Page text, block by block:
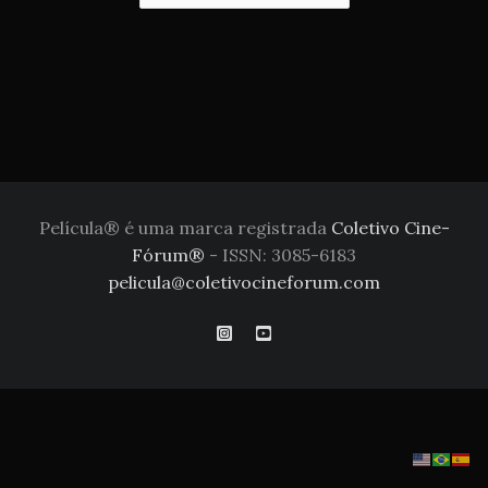
Película® é uma marca registrada Coletivo Cine-
Fórum® - ISSN: 3085-6183
pelicula@coletivocineforum.com